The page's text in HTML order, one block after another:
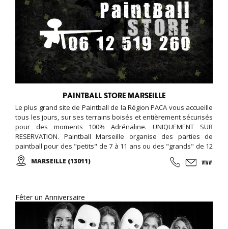
PAINTBALL STORE MARSEILLE
Le plus grand site de Paintball de la Région PACA vous accueille
tous les jours, sur ses terrains boisés et entièrement sécurisés
pour des moments 100% Adrénaline. UNIQUEMENT SUR
RESERVATION. Paintball Marseille organise des parties de
paintball pour des "petits" de 7 à 11 ans ou des "grands" de 12
ans et plus...
MARSEILLE (13011)
Fêter un Anniversaire